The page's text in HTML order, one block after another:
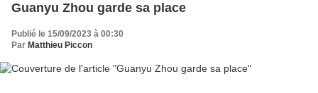
Guanyu Zhou garde sa place
Publié le 15/09/2023 à 00:30
Par Matthieu Piccon